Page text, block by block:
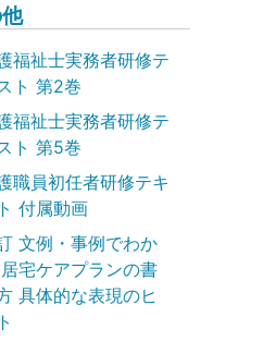
福祉士実務者研修テ
ト 第2巻
福祉士実務者研修テ
ト 第5巻
職員初任者研修テキ
付属動画
文例・事例でわか
宅ケアプランの書
具体的な表現のヒ